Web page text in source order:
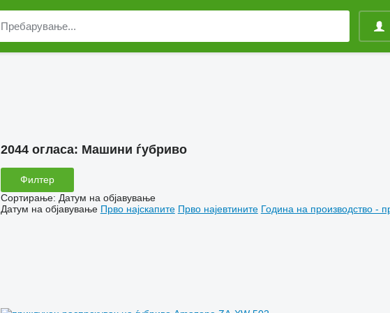
2044 огласа: Машини ѓубриво
Филтер
Сортирање: Датум на објавување
Датум на објавување Прво најскапите Прво најевтините Година на производство -